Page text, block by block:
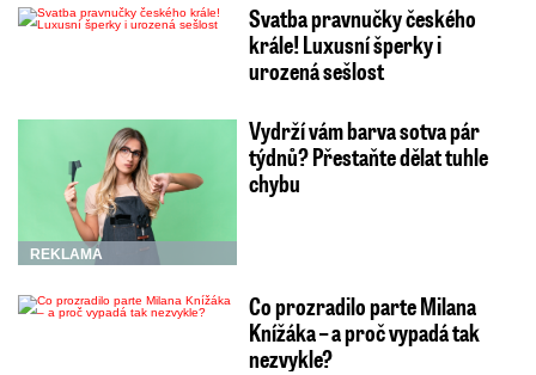
Svatba pravnučky českého
krále! Luxusní šperky i
urozená sešlost
REKLAMA
Vydrží vám barva sotva pár
týdnů? Přestaňte dělat tuhle
chybu
Co prozradilo parte Milana
Knížáka – a proč vypadá tak
nezvykle?